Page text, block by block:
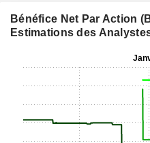
Bénéfice Net Par Action
Estimations des